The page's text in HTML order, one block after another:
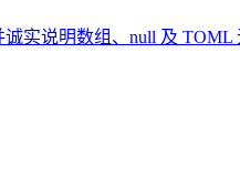
实说明数组、null 及 TOML